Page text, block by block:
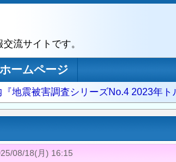
流サイトです。
ームページ
地震被害調査シリーズNo.4 2023年ト
08/18(月) 16:15